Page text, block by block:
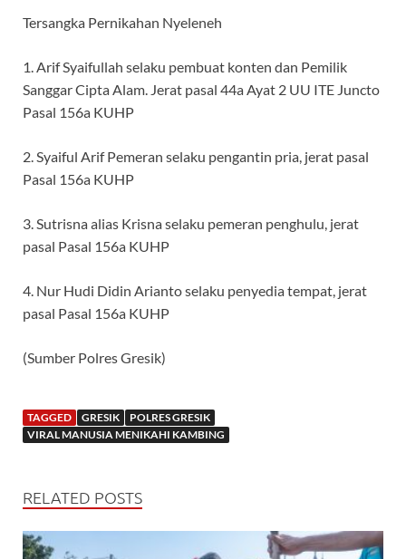
Tersangka Pernikahan Nyeleneh
1. Arif Syaifullah selaku pembuat konten dan Pemilik
Sanggar Cipta Alam. Jerat pasal 44a Ayat 2 UU ITE Juncto
Pasal 156a KUHP
2. Syaiful Arif Pemeran selaku pengantin pria, jerat pasal
Pasal 156a KUHP
3. Sutrisna alias Krisna selaku pemeran penghulu, jerat
pasal Pasal 156a KUHP
4. Nur Hudi Didin Arianto selaku penyedia tempat, jerat
pasal Pasal 156a KUHP
(Sumber Polres Gresik)
TAGGED GRESIK
POLRES GRESIK
VIRAL MANUSIA MENIKAHI KAMBING
RELATED POSTS